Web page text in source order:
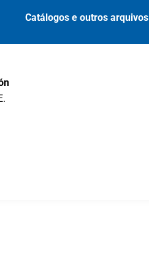
Catálogos e outros arquivos